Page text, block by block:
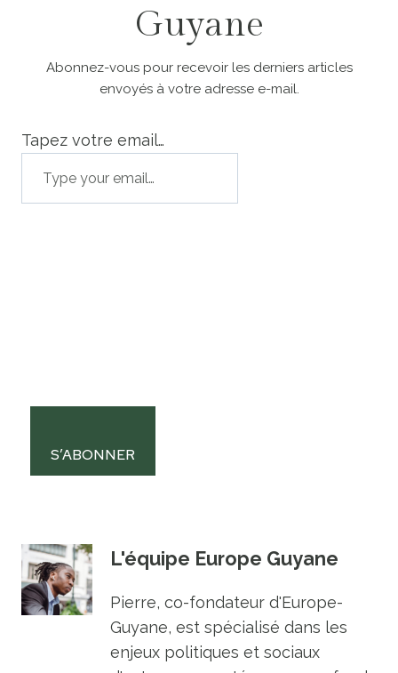
Guyane
Abonnez-vous pour recevoir les derniers articles
envoyés à votre adresse e-mail.
Tapez votre email…
S’ABONNER
L'équipe Europe Guyane
Pierre, co-fondateur d'Europe-
Guyane, est spécialisé dans les
enjeux politiques et sociaux